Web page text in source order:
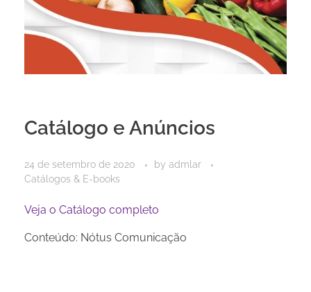
Catálogo e Anúncios
24 de setembro de 2020 by admlar
Catálogos & E-books
Veja o Catálogo completo
Conteúdo: Nótus Comunicação